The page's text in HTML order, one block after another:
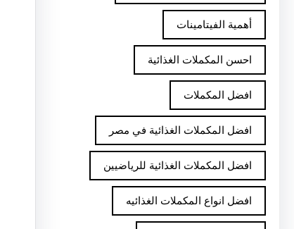
أهمية الفيتامينات
احسن المكملات الغذائية
افضل المكملات
افضل المكملات الغذائية في مصر
افضل المكملات الغذائية للرياضيين
افضل انواع المكملات الغذائيه